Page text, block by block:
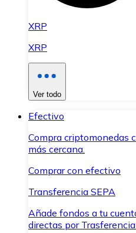
XRP
XRP
Ver todo
Efectivo
Compra criptomonedas
más cercana.
Comprar con efectivo
Transferencia SEPA
Añade fondos a tu
directas por